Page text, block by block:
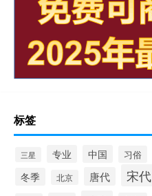
标签
三星 专业 中国 习俗
冬季 北京 唐代 宋代